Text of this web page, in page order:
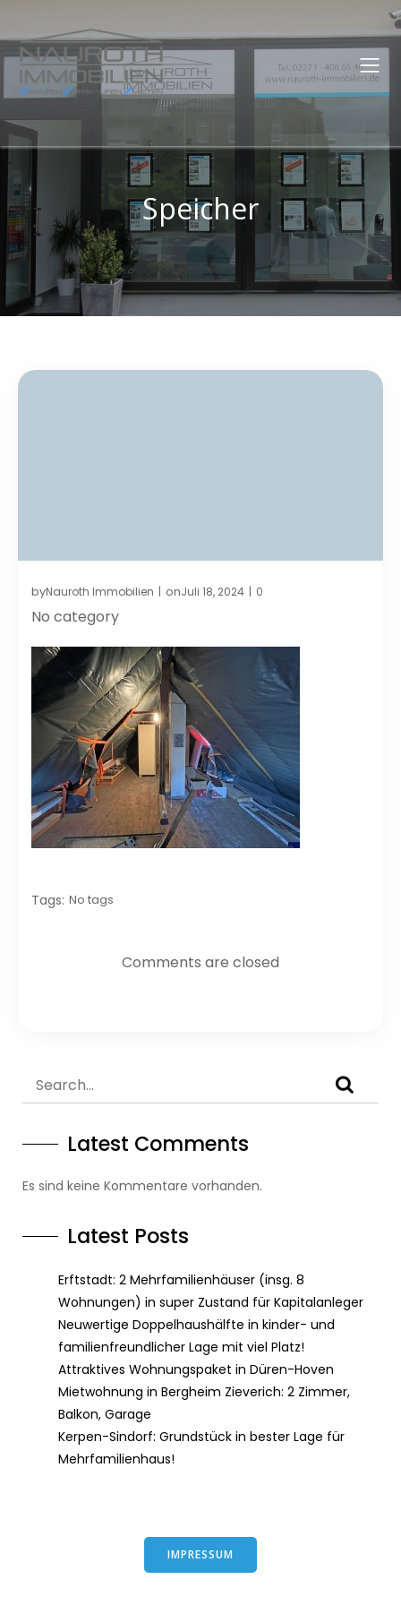
Speicher
byNauroth Immobilien | onJuli 18, 2024 | 0
No category
Tags: No tags
Comments are closed
Latest Comments
Es sind keine Kommentare vorhanden.
Latest Posts
Erftstadt: 2 Mehrfamilienhäuser (insg. 8
Wohnungen) in super Zustand für Kapitalanleger
Neuwertige Doppelhaushälfte in kinder- und
familienfreundlicher Lage mit viel Platz!
Attraktives Wohnungspaket in Düren-Hoven
Mietwohnung in Bergheim Zieverich: 2 Zimmer,
Balkon, Garage
Kerpen-Sindorf: Grundstück in bester Lage für
Mehrfamilienhaus!
IMPRESSUM